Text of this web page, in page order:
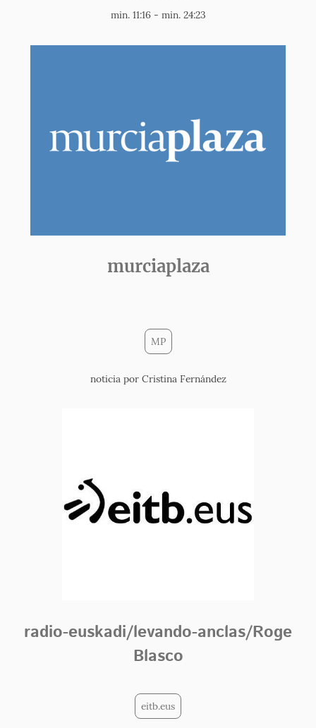
min. 11:16 - min. 24:23
murciaplaza
MP
noticia por Cristina Fernández
radio-euskadi/levando-anclas/Roge
Blasco
eitb.eus